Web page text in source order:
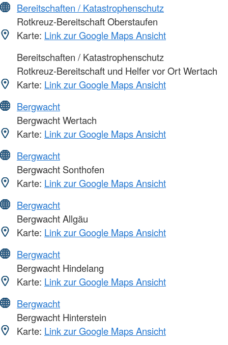
Bereitschaften / Katastrophenschutz
Rotkreuz-Bereitschaft Oberstaufen
Karte: Link zur Google Maps Ansicht
Bereitschaften / Katastrophenschutz
Rotkreuz-Bereitschaft und Helfer vor Ort Wertach
Karte: Link zur Google Maps Ansicht
Bergwacht
Bergwacht Wertach
Karte: Link zur Google Maps Ansicht
Bergwacht
Bergwacht Sonthofen
Karte: Link zur Google Maps Ansicht
Bergwacht
Bergwacht Allgäu
Karte: Link zur Google Maps Ansicht
Bergwacht
Bergwacht Hindelang
Karte: Link zur Google Maps Ansicht
Bergwacht
Bergwacht Hinterstein
Karte: Link zur Google Maps Ansicht